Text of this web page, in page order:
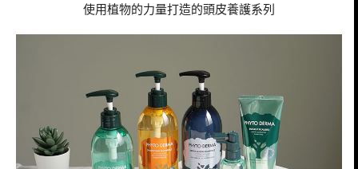
使用植物的力量打造的頭皮養護系列